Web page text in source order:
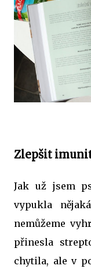
Zlepšit
Jak už jsem
vypukla
nemůžeme
přinesla
chytila, ale v